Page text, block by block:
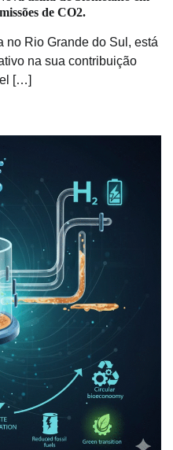
de CO2.
no Rio Grande do Sul, está
na sua contribuição
[…]